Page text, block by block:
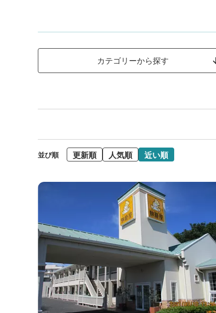
カテゴリーから探す
並び順 更新順 人気順 近い順